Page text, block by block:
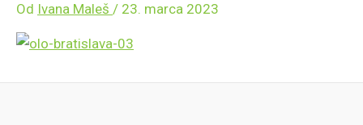
Od Ivana Maleš / 23. marca 2023